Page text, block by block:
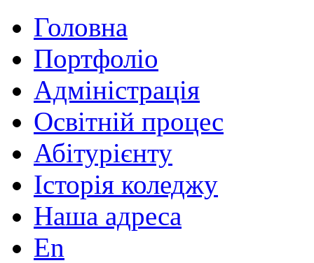
Головна
Портфоліо
Адміністрація
Освітній процес
Абітурієнту
Історія коледжу
Наша адреса
En